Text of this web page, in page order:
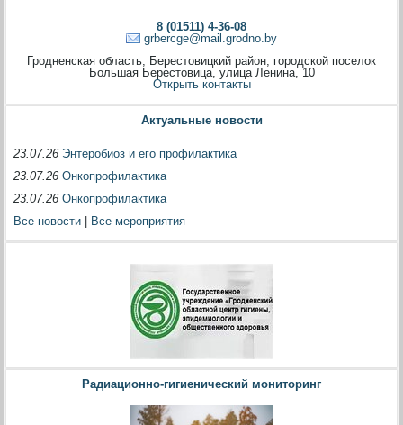
8 (01511) 4-36-08
grbercge@mail.grodno.by
Гродненская область, Берестовицкий район, городской поселок
Большая Берестовица, улица Ленина, 10
Открыть контакты
Актуальные новости
23.07.26 Энтеробиоз и его профилактика
23.07.26Онкопрофилактика
23.07.26Онкопрофилактика
Все новости
Все мероприятия
Радиационно-гигиенический мониторинг